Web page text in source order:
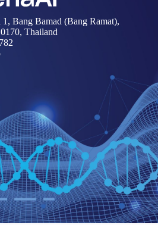
Bang Bamad (Bang Ramat),
Thailand